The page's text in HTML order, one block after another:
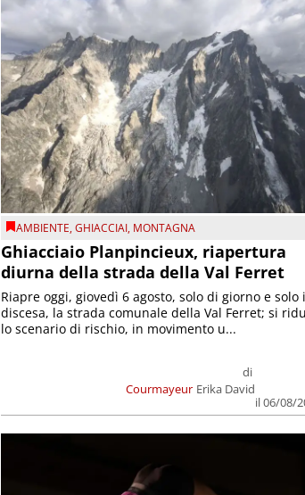
AMBIENTE,GHIACCIAI, MONTAGNA
Ghiacciaio Planpincieux, riapertura
diurna della strada della Val Ferret
Courmayeur
di
Erika David
il 06/08/
Riapre oggi, giovedì 6 agosto, solo di giorno e solo
discesa, la strada comunale della Val Ferret; si
lo scenario di rischio, in movimento u...